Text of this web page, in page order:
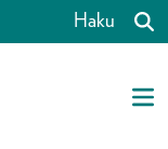
Haku